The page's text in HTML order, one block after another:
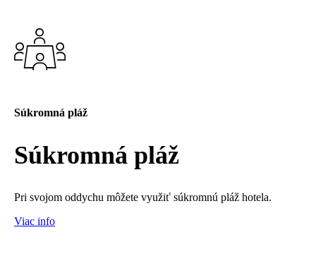
Súkromná pláž
Súkromná pláž
Pri svojom oddychu môžete využiť súkromnú pláž hotela.
Viac info